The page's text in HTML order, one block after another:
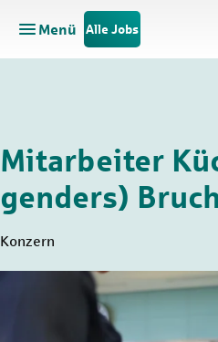
Zum Hauptinhalt springen
Zur Navigation springen
Menü
Hauptnavigation öffnen
Alle Jobs
Mitarbeiter
genders)
Konzern